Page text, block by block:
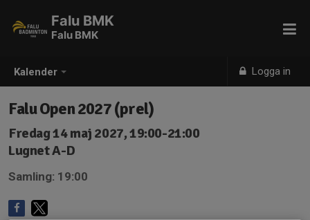
Kalender Logga in
Falu BMK
Falu BMK
Falu Open 2027 (prel)
Fredag 14 maj 2027, 19:00-21:00
Lugnet A-D
Samling: 19:00